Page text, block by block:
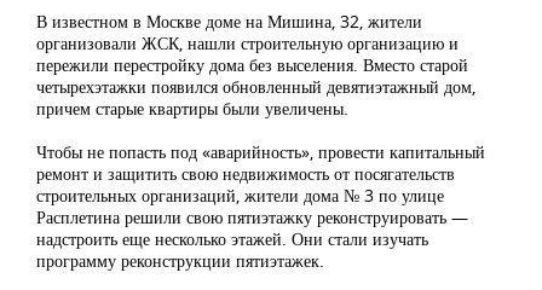
В известном в Москве доме на Мишина, 32, жители
организовали ЖСК, нашли строительную организацию и
пережили перестройку дома без выселения. Вместо старой
четырехэтажки появился обновленный девятиэтажный дом,
причем старые квартиры были увеличены.
Чтобы не попасть под «аварийность», провести капитальный
ремонт и защитить свою недвижимость от посягательств
строительных организаций, жители дома № 3 по улице
Расплетина решили свою пятиэтажку реконструировать —
надстроить еще несколько этажей. Они стали изучать
программу реконструкции пятиэтажек.